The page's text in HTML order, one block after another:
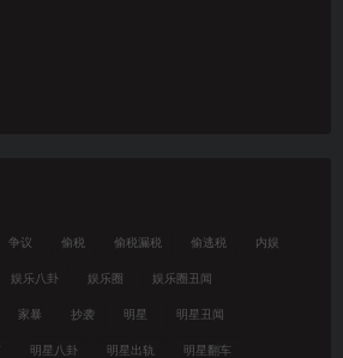
争议 偷税 偷税漏税 偷逃税 内娱
娱乐八卦 娱乐圈 娱乐圈丑闻
家暴 抄袭 明星 明星丑闻
明星八卦 明星出轨 明星翻车